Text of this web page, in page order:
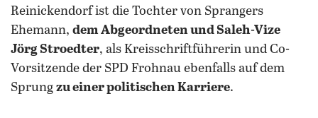
Reinickendorf ist die Tochter von Sprangers
Ehemann, dem Abgeordneten und Saleh-Vize
Jörg Stroedter, als Kreisschriftführerin und Co-
Vorsitzende der SPD Frohnau ebenfalls auf dem
Sprung zu einer politischen Karriere.